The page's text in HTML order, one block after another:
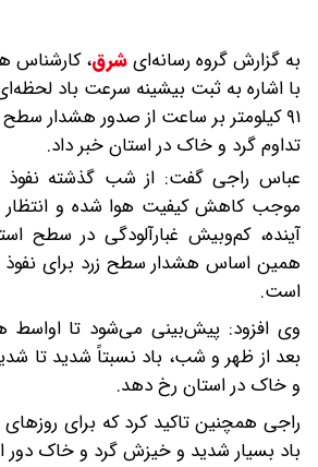
به گزارش گروه رسانه‌ایشرق،کارشناس
با اشاره به ثبت بیشینه سرعت باد
۹۱ کیلومتر بر ساعت از صدور هشدار
تداوم گرد و خاک در استان خبر داد.
عباس راجی گفت: از شب گذشته نفوذ
موجب کاهش کیفیت هوا شده و انتظار
آینده، کم‌وبیش غبارآلودگی در سطح
همین اساس هشدار سطح زرد برای نفوذ
است.
وی افزود: پیش‌بینی می‌شود تا اواسط
بعد از ظهر و شب، باد نسبتاً شدید تا
و خاک در استان رخ دهد.
راجی همچنین تاکید کرد که برای
باد بسیار شدید و خیزش گرد و خاک دور